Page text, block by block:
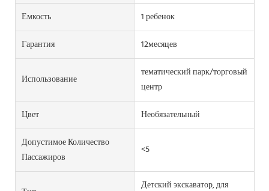
Емкость
1 ребенок
Гарантия
12месяцев
Использование
тематический парк/торговый
центр
Цвет
Необязательный
Допустимое Количество
Пассажиров
<5
Детский экскаватор, для